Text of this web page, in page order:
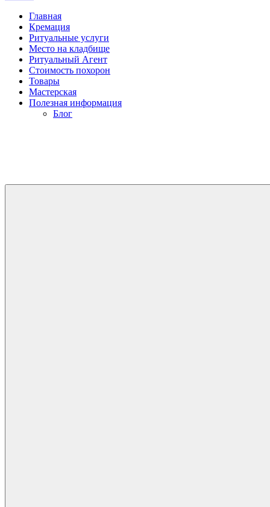
Главная
Кремация
Ритуальные услуги
Место на кладбище
Ритуальный Агент
Стоимость похорон
Товары
Мастерская
Полезная информация
Блог